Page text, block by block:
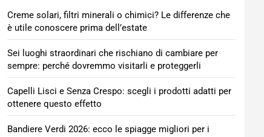
Creme solari, filtri minerali o chimici? Le differenze che
è utile conoscere prima dell’estate
Sei luoghi straordinari che rischiano di cambiare per
sempre: perché dovremmo visitarli e proteggerli
Capelli Lisci e Senza Crespo: scegli i prodotti adatti per
ottenere questo effetto
Bandiere Verdi 2026: ecco le spiagge migliori per i